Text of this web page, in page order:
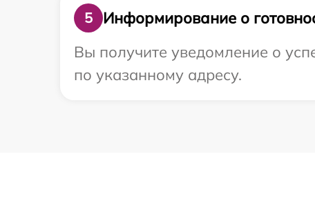
5
Информирование о
Вы получите уведомление о
по указанному адресу.